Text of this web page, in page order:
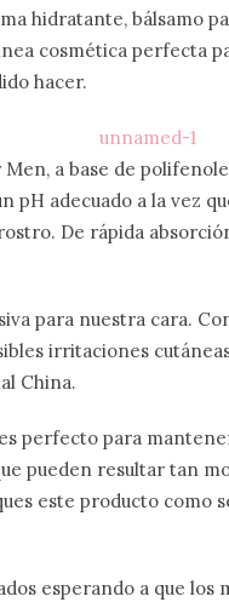
hidratante, bálsamo
cosmética perfecta
hacer.
a base de
pH adecuado a la vez
De rápida
para nuestra cara.
irritaciones
China.
perfecto para
pueden resultar tan
este producto como
esperando a que